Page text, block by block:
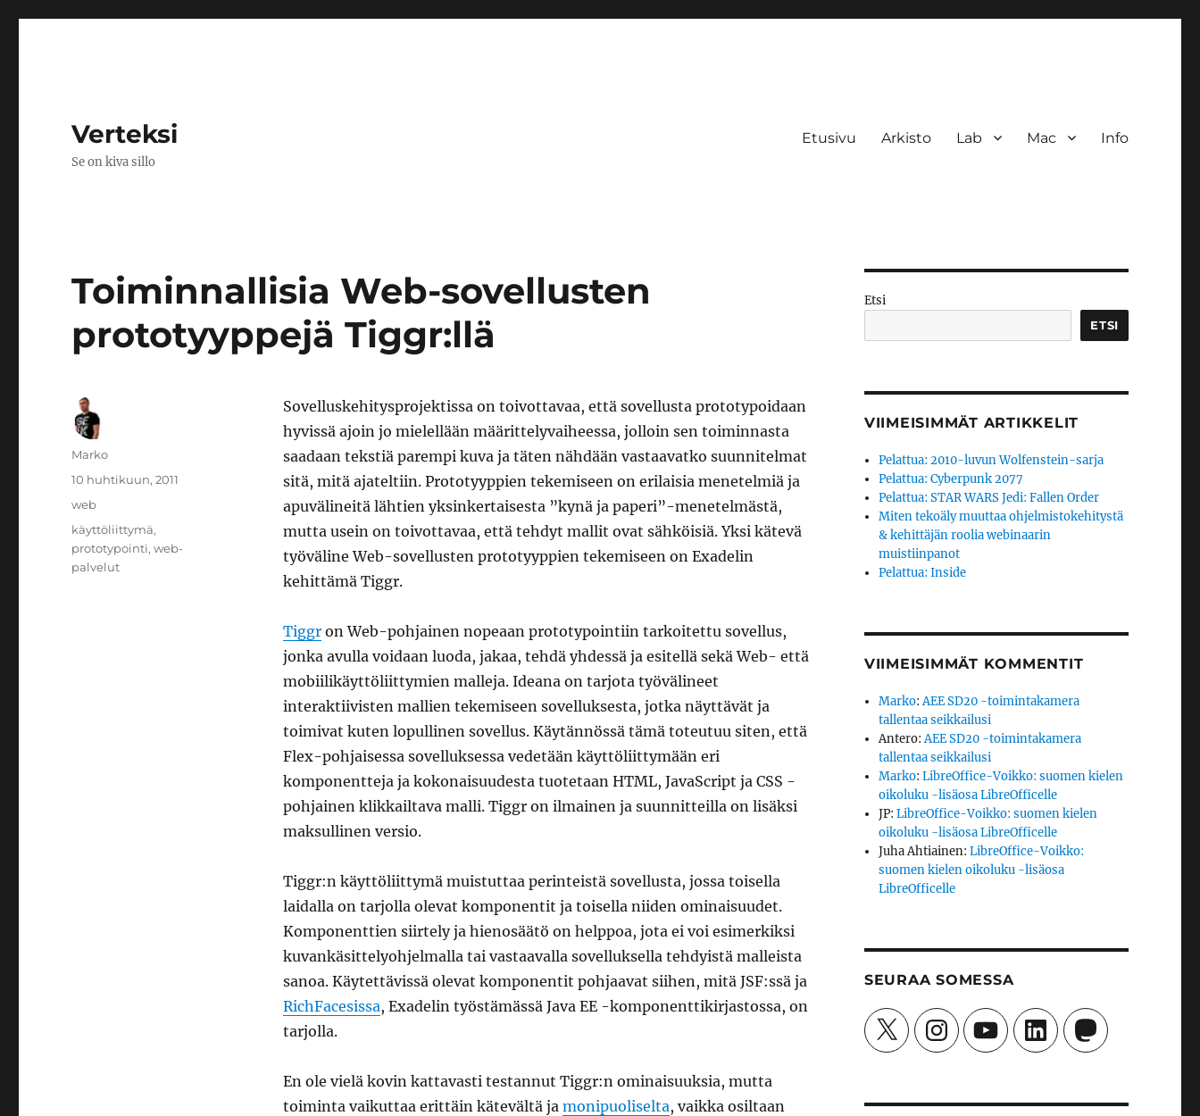
Verteksi
Se on kiva sillo
Etusivu Arkisto Lab Mac Info
Toiminnallisia Web-sovellusten
prototyyppejä Tiggr:llä
Sovelluskehitysprojektissa on toivottavaa, että sovellusta prototypoidaan
hyvissä ajoin jo mielellään määrittelyvaiheessa, jolloin sen toiminnasta
saadaan tekstiä parempi kuva ja täten nähdään vastaavatko suunnitelmat
sitä, mitä ajateltiin. Prototyyppien tekemiseen on erilaisia menetelmiä ja
apuvälineitä lähtien yksinkertaisesta ”kynä ja paperi”-menetelmästä,
mutta usein on toivottavaa, että tehdyt mallit ovat sähköisiä. Yksi kätevä
työväline Web-sovellusten prototyyppien tekemiseen on Exadelin
kehittämä Tiggr.
Tiggron Web-pohjainen nopeaan prototypointiin tarkoitettu sovellus,
jonka avulla voidaan luoda, jakaa, tehdä yhdessä ja esitellä sekä Web- että
mobiilikäyttöliittymien malleja. Ideana on tarjota työvälineet
interaktiivisten mallien tekemiseen sovelluksesta, jotka näyttävät ja
toimivat kuten lopullinen sovellus. Käytännössä tämä toteutuu siten, että
Flex-pohjaisessa sovelluksessa vedetään käyttöliittymään eri
komponentteja ja kokonaisuudesta tuotetaan HTML, JavaScript ja CSS -
pohjainen klikkailtava malli. Tiggr on ilmainen ja suunnitteilla on lisäksi
maksullinen versio.
Tiggr:n käyttöliittymä muistuttaa perinteistä sovellusta, jossa toisella
laidalla on tarjolla olevat komponentit ja toisella niiden ominaisuudet.
Komponenttien siirtely ja hienosäätö on helppoa, jota ei voi esimerkiksi
kuvankäsittelyohjelmalla tai vastaavalla sovelluksella tehdyistä malleista
sanoa. Käytettävissä olevat komponentit pohjaavat siihen, mitä JSF:ssä ja
RichFacesissa, Exadelin työstämässä Java EE -komponenttikirjastossa, on
tarjolla.
En ole vielä kovin kattavasti testannut Tiggr:n ominaisuuksia, mutta
toiminta vaikuttaa erittäin kätevältä ja monipuoliselta, vaikka osiltaan
Kirjoittaja
Marko
Julkaistu
10 huhtikuun, 2011
Kategoriat
web
Avainsanat
käyttöliittymä,
prototypointi,web-
palvelut
Etsi
ETSI
VIIMEISIMMÄT ARTIKKELIT
Pelattua: 2010-luvun Wolfenstein-sarja
Pelattua: Cyberpunk 2077
Pelattua: STAR WARS Jedi: Fallen Order
Miten tekoäly muuttaa ohjelmistokehitystä
& kehittäjän roolia webinaarin
muistiinpanot
Pelattua: Inside
VIIMEISIMMÄT KOMMENTIT
Marko:AEE SD20 -toimintakamera
tallentaa seikkailusi
Antero:AEE SD20 -toimintakamera
tallentaa seikkailusi
Marko:LibreOffice-Voikko: suomen kielen
oikoluku -lisäosa LibreOfficelle
JP:LibreOffice-Voikko: suomen kielen
oikoluku -lisäosa LibreOfficelle
Juha Ahtiainen:LibreOffice-Voikko:
suomen kielen oikoluku -lisäosa
LibreOfficelle
SEURAA SOMESSA
X InstagramYouTubeLinkedInMastodon